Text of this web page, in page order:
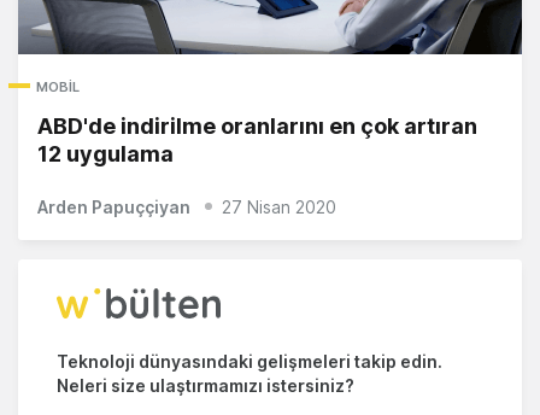
MOBIL
ABD'de indirilme oranlarını en çok artıran
12 uygulama
Arden Papuççiyan 27 Nisan 2020
Teknoloji dünyasındaki gelişmeleri takip edin.
Neleri size ulaştırmamızı istersiniz?